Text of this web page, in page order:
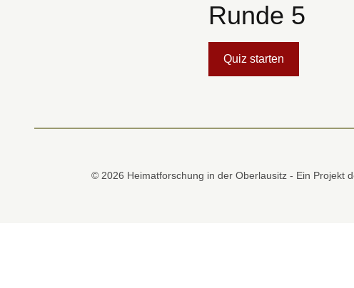
Runde 5
Quiz starten
© 2026 Heimatforschung in der Oberlausitz - Ein Projekt